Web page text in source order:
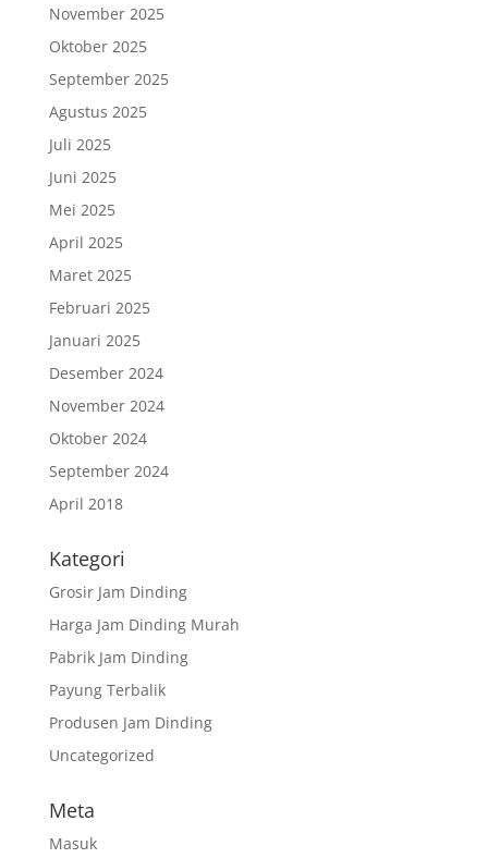
November 2025
Oktober 2025
September 2025
Agustus 2025
Juli 2025
Juni 2025
Mei 2025
April 2025
Maret 2025
Februari 2025
Januari 2025
Desember 2024
November 2024
Oktober 2024
September 2024
April 2018
Kategori
Grosir Jam Dinding
Harga Jam Dinding Murah
Pabrik Jam Dinding
Payung Terbalik
Produsen Jam Dinding
Uncategorized
Meta
Masuk